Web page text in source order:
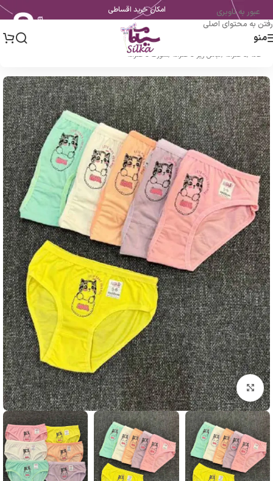
عبور به ناوبری
رفتن به محتوای اصلی
امکان خرید اقساطی
منو
خانه /دخترانه /لباس زیر دخترانه /شورت دخترانه
بزرگنمایی تصویر